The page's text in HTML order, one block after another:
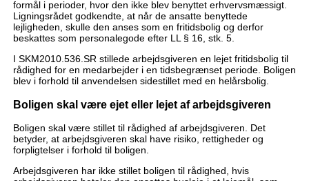
formål i perioder, hvor den ikke blev benyttet erhvervsmæssigt.
Ligningsrådet godkendte, at når de ansatte benyttede
lejligheden, skulle den anses som en fritidsbolig og derfor
beskattes som personalegode efter LL § 16, stk. 5.
I SKM2010.536.SR stillede arbejdsgiveren en lejet fritidsbolig til
rådighed for en medarbejder i en tidsbegrænset periode. Boligen
blev i forhold til anvendelsen sidestillet med en helårsbolig.
Boligen skal være ejet eller lejet af arbejdsgiveren
Boligen skal være stillet til rådighed af arbejdsgiveren. Det
betyder, at arbejdsgiveren skal have risiko, rettigheder og
forpligtelser i forhold til boligen.
Arbejdsgiveren har ikke stillet boligen til rådighed, hvis